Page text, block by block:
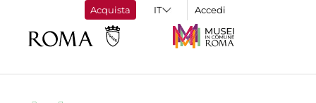
Acquista Accedi